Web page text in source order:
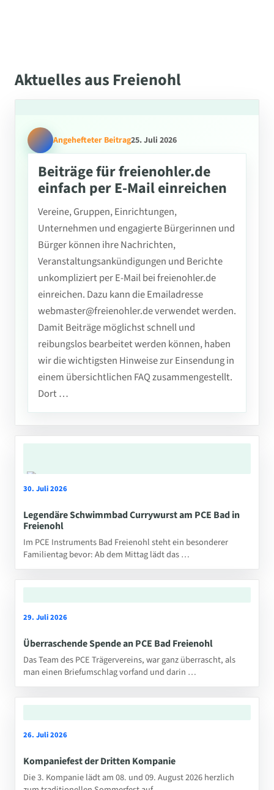
Aktuelles aus Freienohl
Angehefteter Beitrag25. Juli 2026
Beiträge für freienohler.de
einfach per E-Mail einreichen
Vereine, Gruppen, Einrichtungen,
Unternehmen und engagierte Bürgerinnen und
Bürger können ihre Nachrichten,
Veranstaltungsankündigungen und Berichte
unkompliziert per E-Mail bei freienohler.de
einreichen. Dazu kann die Emailadresse
webmaster@freienohler.de verwendet werden.
Damit Beiträge möglichst schnell und
reibungslos bearbeitet werden können, haben
wir die wichtigsten Hinweise zur Einsendung in
einem übersichtlichen FAQ zusammengestellt.
Dort …
30. Juli 2026
Legendäre Schwimmbad Currywurst am PCE Bad in
Freienohl
Im PCE Instruments Bad Freienohl steht ein besonderer
Familientag bevor: Ab dem Mittag lädt das …
29. Juli 2026
Überraschende Spende an PCE Bad Freienohl
Das Team des PCE Trägervereins, war ganz überrascht, als
man einen Briefumschlag vorfand und darin …
26. Juli 2026
Kompaniefest der Dritten Kompanie
Die 3. Kompanie lädt am 08. und 09. August 2026 herzlich